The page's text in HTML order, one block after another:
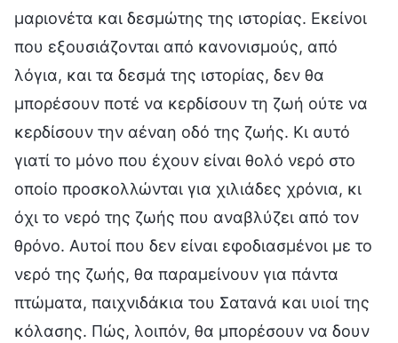
μαριονέτα και δεσμώτης της ιστορίας. Εκείνοι
που εξουσιάζονται από κανονισμούς, από
λόγια, και τα δεσμά της ιστορίας, δεν θα
μπορέσουν ποτέ να κερδίσουν τη ζωή ούτε να
κερδίσουν την αέναη οδό της ζωής. Κι αυτό
γιατί το μόνο που έχουν είναι θολό νερό στο
οποίο προσκολλώνται για χιλιάδες χρόνια, κι
όχι το νερό της ζωής που αναβλύζει από τον
θρόνο. Αυτοί που δεν είναι εφοδιασμένοι με το
νερό της ζωής, θα παραμείνουν για πάντα
πτώματα, παιχνιδάκια του Σατανά και υιοί της
κόλασης. Πώς, λοιπόν, θα μπορέσουν να δουν